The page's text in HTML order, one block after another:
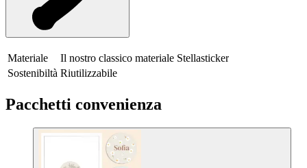
Materiale
Il nostro classico materiale Stellasticker
Sostenibiltà Riutilizzabile
Pacchetti convenienza